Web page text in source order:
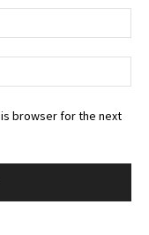
browser for the next